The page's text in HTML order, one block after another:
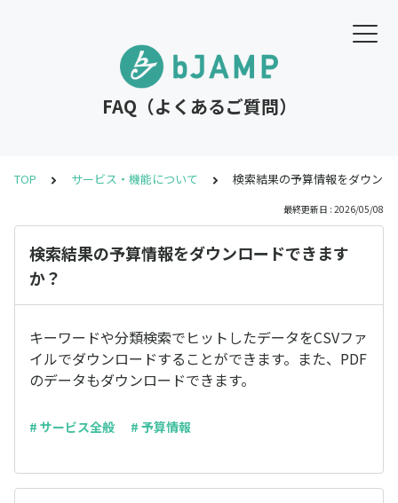
FAQ（よくあるご質問）
TOP サービス・機能について 検索結果の予算情報をダウン
最終更新日 : 2026/05/08
検索結果の予算情報をダウンロードできます
か？
キーワードや分類検索でヒットしたデータをCSVファ
イルでダウンロードすることができます。また、PDF
のデータもダウンロードできます。
# サービス全般 # 予算情報